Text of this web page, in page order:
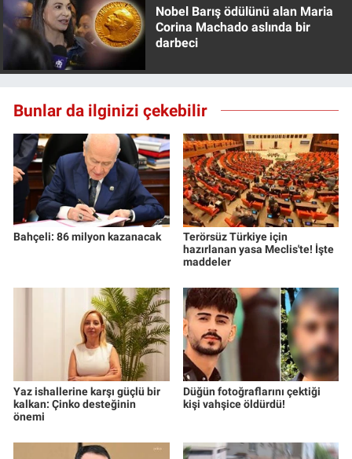
Nobel Barış ödülünü alan Maria
Corina Machado aslında bir
darbeci
Bunlar da ilginizi çekebilir
Bahçeli: 86 milyon kazanacak
Terörsüz Türkiye için
hazırlanan yasa Meclis'te! İşte
maddeler
Yaz ishallerine karşı güçlü bir
kalkan: Çinko desteğinin
önemi
Düğün fotoğraflarını çektiği
kişi vahşice öldürdü!